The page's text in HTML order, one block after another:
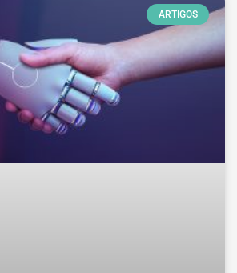
ARTIGOS